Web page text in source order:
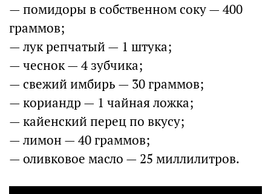
— помидоры в собственном соку — 400
граммов;
— лук репчатый — 1 штука;
— чеснок — 4 зубчика;
— свежий имбирь — 30 граммов;
— кориандр — 1 чайная ложка;
— кайенский перец по вкусу;
— лимон — 40 граммов;
— оливковое масло — 25 миллилитров.